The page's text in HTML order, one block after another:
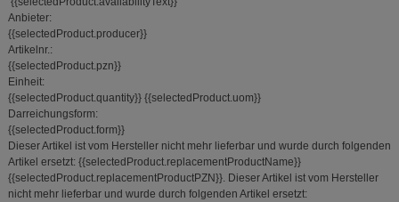
Anbieter:
{{selectedProduct.producer}}
Artikelnr.:
{{selectedProduct.pzn}}
Einheit:
{{selectedProduct.quantity}} {{selectedProduct.uom}}
Darreichungsform:
{{selectedProduct.form}}
Dieser Artikel ist vom Hersteller nicht mehr lieferbar und wurde durch folgenden
Artikel ersetzt: {{selectedProduct.replacementProductName}}
{{selectedProduct.replacementProductPZN}}. Dieser Artikel ist vom Hersteller
nicht mehr lieferbar und wurde durch folgenden Artikel ersetzt: